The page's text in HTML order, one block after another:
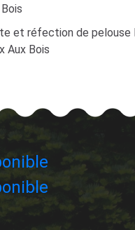
et réfection de pelouse
Aux Bois